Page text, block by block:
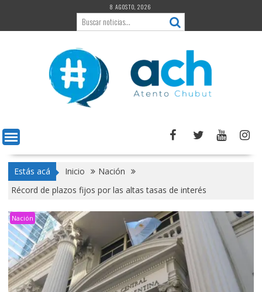
contenido
8 AGOSTO, 2026
Estás acá Inicio
Nación
Récord de plazos fijos por las altas tasas de interés
Nación